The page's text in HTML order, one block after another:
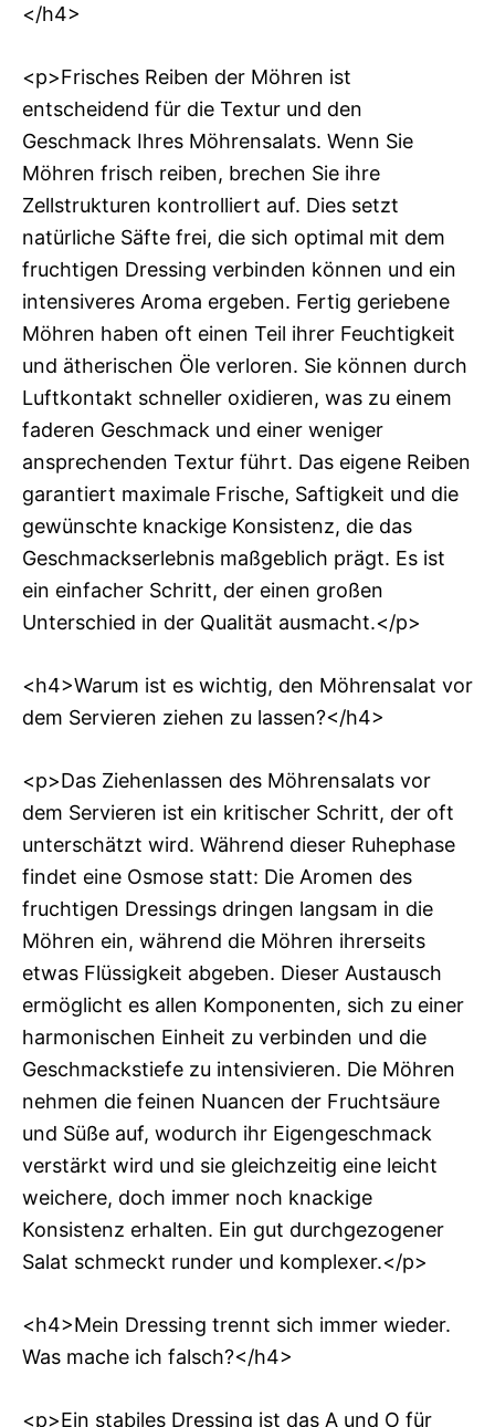
</h4>
<p>Frisches Reiben der Möhren ist
entscheidend für die Textur und den
Geschmack Ihres Möhrensalats. Wenn Sie
Möhren frisch reiben, brechen Sie ihre
Zellstrukturen kontrolliert auf. Dies setzt
natürliche Säfte frei, die sich optimal mit dem
fruchtigen Dressing verbinden können und ein
intensiveres Aroma ergeben. Fertig geriebene
Möhren haben oft einen Teil ihrer Feuchtigkeit
und ätherischen Öle verloren. Sie können durch
Luftkontakt schneller oxidieren, was zu einem
faderen Geschmack und einer weniger
ansprechenden Textur führt. Das eigene Reiben
garantiert maximale Frische, Saftigkeit und die
gewünschte knackige Konsistenz, die das
Geschmackserlebnis maßgeblich prägt. Es ist
ein einfacher Schritt, der einen großen
Unterschied in der Qualität ausmacht.</p>
<h4>Warum ist es wichtig, den Möhrensalat vor
dem Servieren ziehen zu lassen?</h4>
<p>Das Ziehenlassen des Möhrensalats vor
dem Servieren ist ein kritischer Schritt, der oft
unterschätzt wird. Während dieser Ruhephase
findet eine Osmose statt: Die Aromen des
fruchtigen Dressings dringen langsam in die
Möhren ein, während die Möhren ihrerseits
etwas Flüssigkeit abgeben. Dieser Austausch
ermöglicht es allen Komponenten, sich zu einer
harmonischen Einheit zu verbinden und die
Geschmackstiefe zu intensivieren. Die Möhren
nehmen die feinen Nuancen der Fruchtsäure
und Süße auf, wodurch ihr Eigengeschmack
verstärkt wird und sie gleichzeitig eine leicht
weichere, doch immer noch knackige
Konsistenz erhalten. Ein gut durchgezogener
Salat schmeckt runder und komplexer.</p>
<h4>Mein Dressing trennt sich immer wieder.
Was mache ich falsch?</h4>
<p>Ein stabiles Dressing ist das A und O für